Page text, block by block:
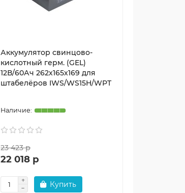
Аккумулятор свинцово-
кислотный герм. (GEL)
12В/60Ач 262х165х169 для
штабелёров IWS/WS15H/WPT
23 423 р
22 018 р
Купить